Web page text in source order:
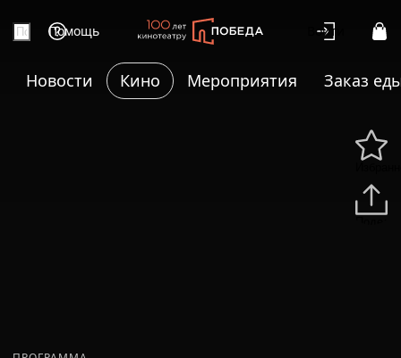
Помощь Войти
Новости Кино Мероприятия Заказ